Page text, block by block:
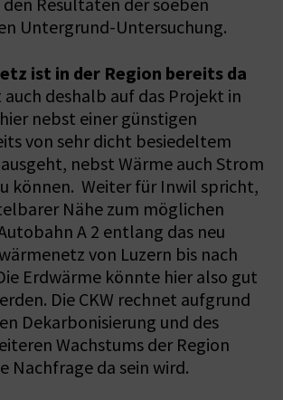
Resultaten der soeben
Untergrund-Untersuchung.
ist in der Region bereits da
auch deshalb auf das Projekt in
nebst einer günstigen
von sehr dicht besiedeltem
nebst Wärme auch Strom
können. Weiter für Inwil spricht,
Nähe zum möglichen
A 2 entlang das neu
von Luzern bis nach
Erdwärme könnte hier also gut
Die CKW rechnet aufgrund
Dekarbonisierung und des
Wachstums der Region
Nachfrage da sein wird.